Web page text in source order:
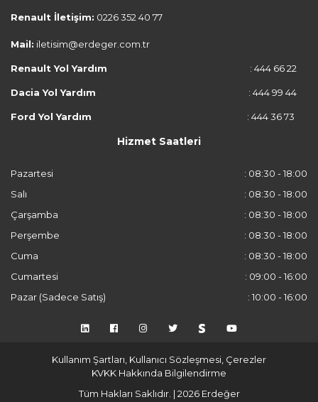
Renault İletişim: 0226 352 40 77
Mail: iletisim@erdeger.com.tr
Renault Yol Yardım : 444 66 22
Dacia Yol Yardım : 444 99 44
Ford Yol Yardım : 444 36 73
Hizmet Saatleri
Pazartesi
: 08:30 - 18:00
Salı
: 08:30 - 18:00
Çarşamba
: 08:30 - 18:00
Perşembe
: 08:30 - 18:00
Cuma
: 08:30 - 18:00
Cumartesi
: 09:00 - 16:00
Pazar (Sadece Satış)
: 10:00 - 16:00
Kullanım Şartları, Kullanıcı Sözleşmesi, Çerezler
KVKK Hakkında Bilgilendirme
Tüm Hakları Saklıdır. | 2026 Erdeğer